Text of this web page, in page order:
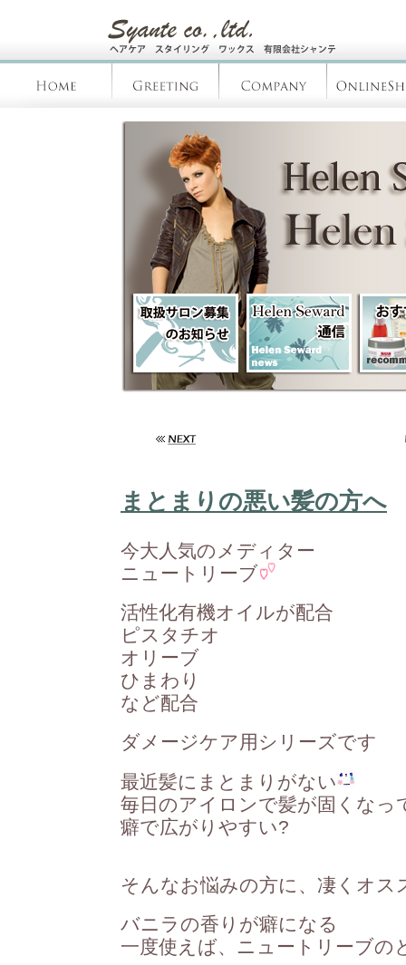
まとまりの悪い髪の方へ
今大人気のメディター
ニュートリーブ
活性化有機オイルが配合
ピスタチオ
オリーブ
ひまわり
など配合
ダメージケア用シリーズです
最近髪にまとまりがない
毎日のアイロンで髪が固くなっ
癖で広がりやすい?
そんなお悩みの方に、凄くオス
バニラの香りが癖になる
一度使えば、ニュートリーブの